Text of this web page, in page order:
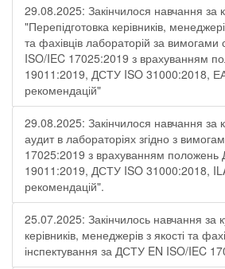
29.08.2025: Закінчилося навчання за
"Перепідготовка керівників,
та фахівців лабораторій за
ISO/IEC 17025:2019 з врахуванням
19011:2019, ДСТУ ISO 31000:2018,
рекомендацій"
29.08.2025: Закінчилося навчання за
аудит в лабораторіях згідно з
17025:2019 з врахуванням
19011:2019, ДСТУ ISO 31000:2018,
рекомендацій".
25.07.2025: Закінчилось навчання за
керівників, менеджерів з якості та
інспектування за ДСТУ EN ISO/IEC